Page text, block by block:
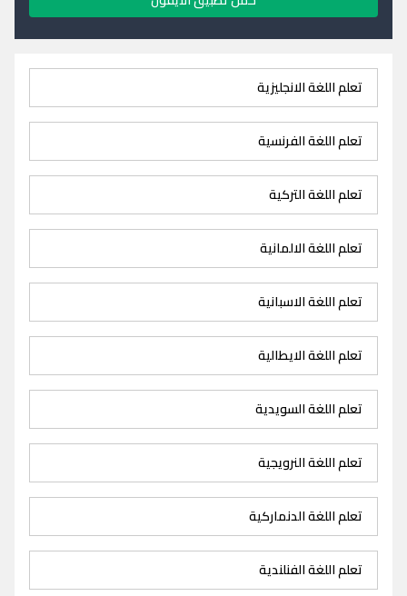
تعلم اللغة الانجليزية
تعلم اللغة الفرنسية
تعلم اللغة التركية
تعلم اللغة الالمانية
تعلم اللغة الاسبانية
تعلم اللغة الايطالية
تعلم اللغة السويدية
تعلم اللغة النرويجية
تعلم اللغة الدنماركية
تعلم اللغة الفنلندية